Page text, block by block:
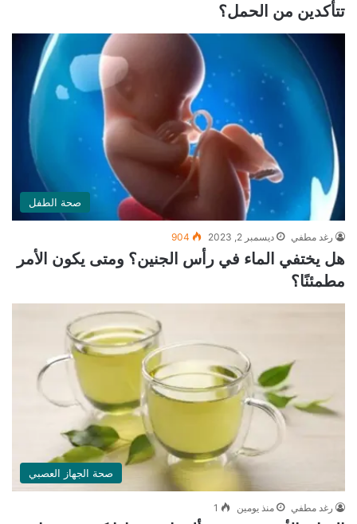
تتأكدين من الحمل؟
صحة الطفل
رغد مطفي ديسمبر 2, 2023 904
هل يختفي الماء في رأس الجنين؟ ومتى يكون الأمر
مطمئنًا؟
صحة الجهاز العصبي
رغد مطفي منذ يومين 1